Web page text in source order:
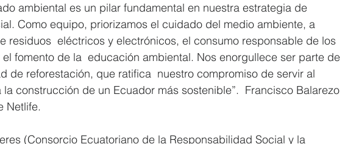
ambiental es un pilar fundamental en nuestra estrategia de
Como equipo, priorizamos el cuidado del medio ambiente, a
residuos  eléctricos y electrónicos, el consumo responsable de los
fomento de la  educación ambiental. Nos enorgullece ser parte de
de reforestación, que ratifica  nuestro compromiso de servir al
construcción de un Ecuador más sostenible”.  Francisco Balarezo
Netlife.
(Consorcio Ecuatoriano de la Responsabilidad Social y la